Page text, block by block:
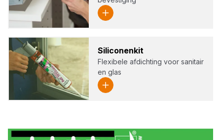
Sili­co­nen­kit
Flexibele afdichting voor sanitair
en glas